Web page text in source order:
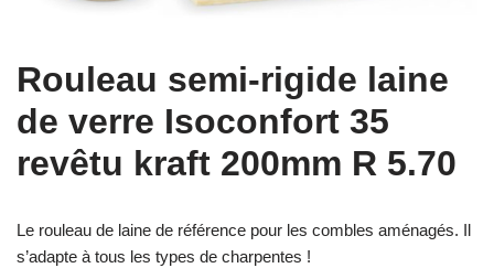
Rouleau semi-rigide laine
de verre Isoconfort 35
revêtu kraft 200mm R 5.70
Le rouleau de laine de référence pour les combles aménagés. Il
s’adapte à tous les types de charpentes !